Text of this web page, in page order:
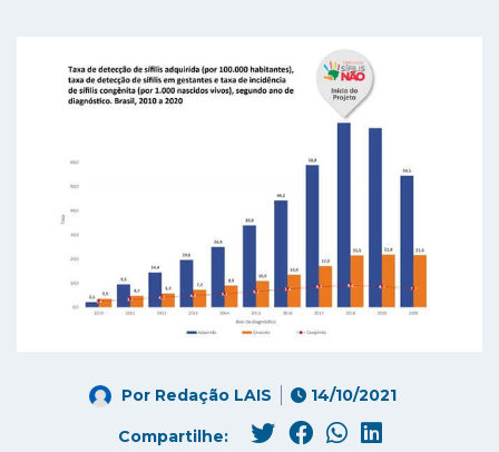
Por Redação LAIS 14/10/2021
Compartilhe: